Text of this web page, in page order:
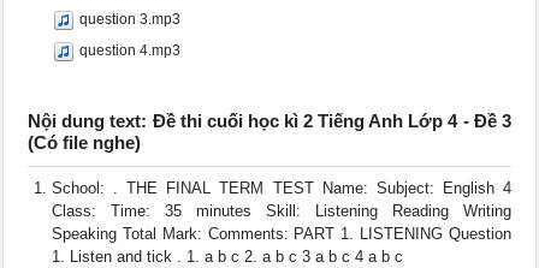
question 3.mp3
question 4.mp3
Nội dung text: Đề thi cuối học kì 2 Tiếng Anh Lớp 4 - Đề 3
(Có file nghe)
School: . THE FINAL TERM TEST Name: Subject: English 4
Class: Time: 35 minutes Skill: Listening Reading Writing
Speaking Total Mark: Comments: PART 1. LISTENING Question
1. Listen and tick . 1. a b c 2. a b c 3 a b c 4 a b c